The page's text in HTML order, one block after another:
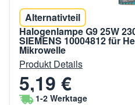
Alternativteil
Halogenlampe G9 25W
SIEMENS 10004812 für
Mikrowelle
Produkt Details
5,19 €
1-2 Werktage